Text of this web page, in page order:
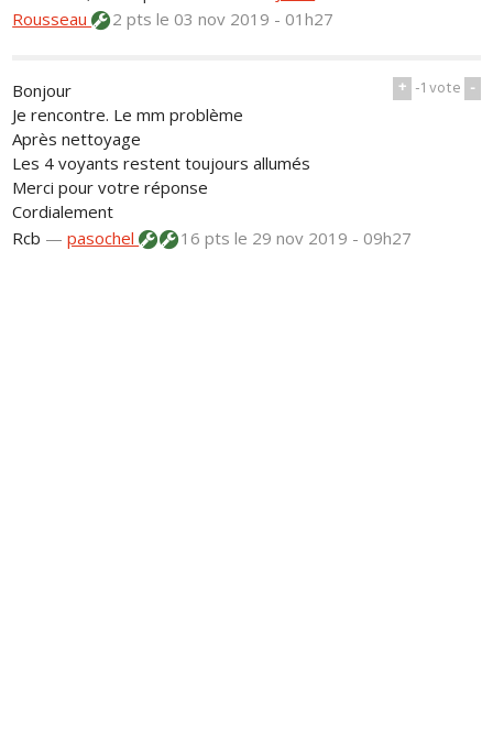
Rousseau
2 ptsle 03 nov 2019 - 01h27
+ -1vote -
Bonjour
Je rencontre. Le mm problème
Après nettoyage
Les 4 voyants restent toujours allumés
Merci pour votre réponse
Cordialement
Rcb —pasochel 16 ptsle 29 nov 2019 - 09h27